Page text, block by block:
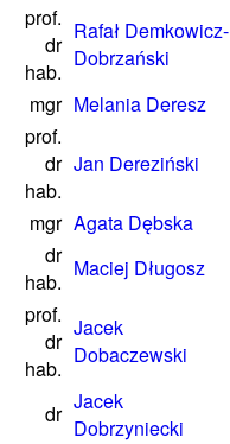
prof.
dr
hab.
Rafał Demkowicz-
Dobrzański
mgr Melania Deresz
prof.
dr
hab.
Jan Dereziński
mgr Agata Dębska
dr
hab.
Maciej Długosz
prof.
dr
hab.
Jacek
Dobaczewski
dr Jacek
Dobrzyniecki